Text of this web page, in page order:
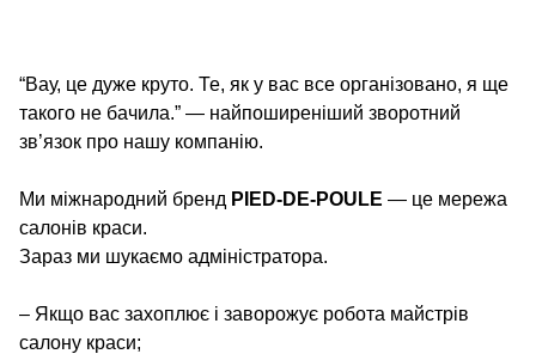
“Вау, це дуже круто. Те, як у вас все організовано, я ще
такого не бачила.” — найпоширеніший зворотний
зв’язок про нашу компанію.
Ми міжнародний бренд PIED-DE-POULE — це мережа
салонів краси.
Зараз ми шукаємо адміністратора.
– Якщо вас захоплює і заворожує робота майстрів
салону краси;